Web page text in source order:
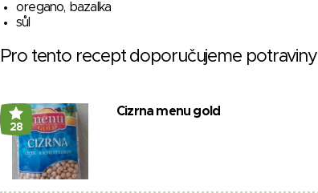
oregano, bazalka
sůl
Pro tento recept doporučujeme potraviny
28
Cizrna menu gold